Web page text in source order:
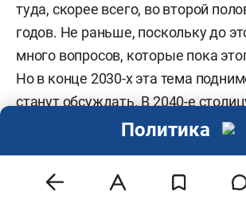
туда, скорее всего, во второй
годов. Не раньше, поскольку до
много вопросов, которые пока
Но в конце 2030-х эта тема
станут обсуждать. В 2040-е
Политика